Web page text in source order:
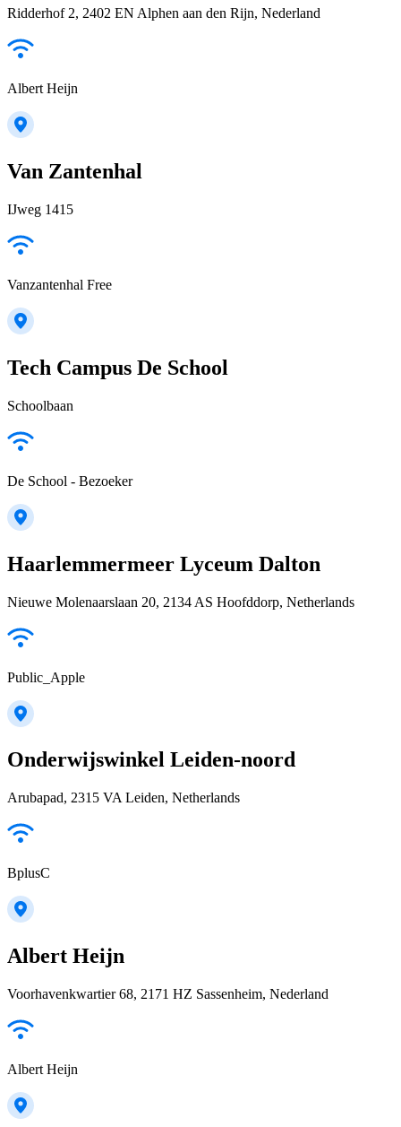
Ridderhof 2, 2402 EN Alphen aan den Rijn, Nederland
Albert Heijn
Van Zantenhal
IJweg 1415
Vanzantenhal Free
Tech Campus De School
Schoolbaan
De School - Bezoeker
Haarlemmermeer Lyceum Dalton
Nieuwe Molenaarslaan 20, 2134 AS Hoofddorp, Netherlands
Public_Apple
Onderwijswinkel Leiden-noord
Arubapad, 2315 VA Leiden, Netherlands
BplusC
Albert Heijn
Voorhavenkwartier 68, 2171 HZ Sassenheim, Nederland
Albert Heijn